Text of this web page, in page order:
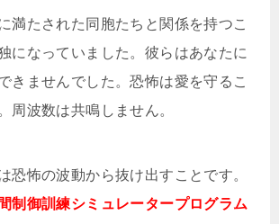
満たされた同胞たちと関係を持つこ
になっていました。彼らはあなたに
きませんでした。恐怖は愛を守るこ
周波数は共鳴しません。
恐怖の波動から抜け出すことです。
制御訓練シミュレータープログラム